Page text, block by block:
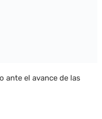
ante el avance de las